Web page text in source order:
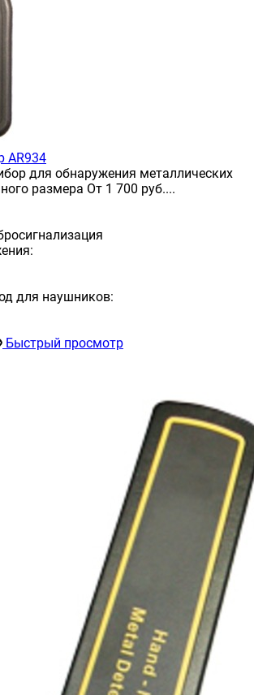
AR934
для обнаружения металлических
размера От 1 700 руб....
для наушников:
Быстрый просмотр